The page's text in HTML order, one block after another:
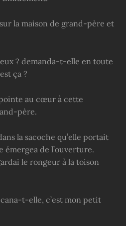
la maison de grand-père et
? demanda-t-elle en toute
ça ?
au cœur à cette
père.
la sacoche qu’elle portait
de l’ouverture.
le rongeur à la toison
t-elle, c’est mon petit